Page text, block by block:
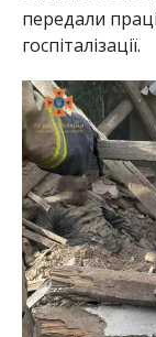
Чоловік опинився
На допомогу
встановлює